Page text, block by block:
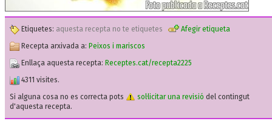
Etiquetes: aquesta recepta no te etiquetes
Afegir etiqueta
Recepta arxivada a: Peixos i mariscos
Enllaça aquesta recepta: Receptes.cat/recepta2225
4311 visites.
Si alguna cosa no es correcta pots
sol·licitar una revisió del contingut
d'aquesta recepta.